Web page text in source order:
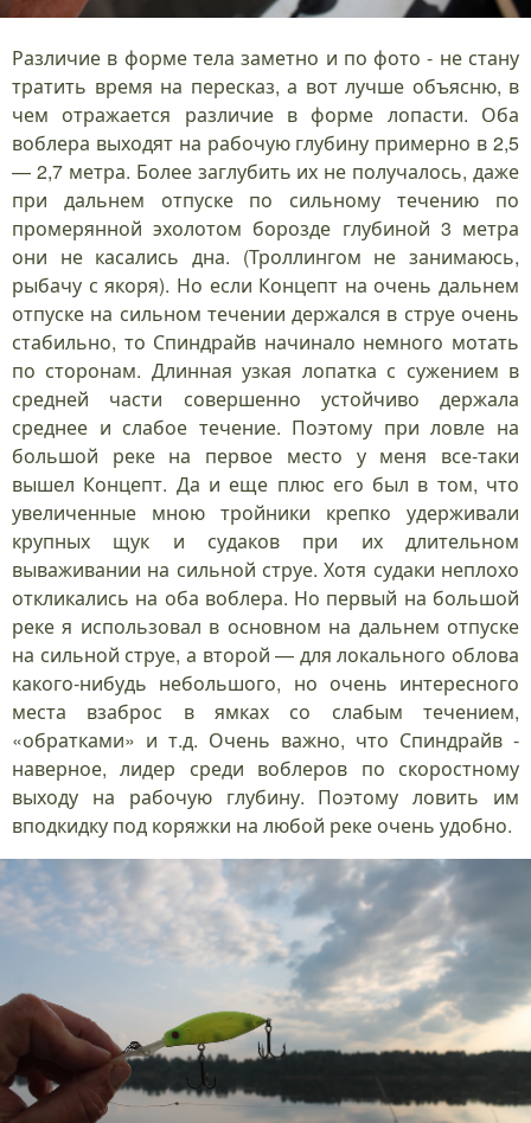
Различие в форме тела заметно и по фото - не стану
тратить время на пересказ, а вот лучше объясню, в
чем отражается различие в форме лопасти. Оба
воблера выходят на рабочую глубину примерно в 2,5
— 2,7 метра. Более заглубить их не получалось, даже
при дальнем отпуске по сильному течению по
промерянной эхолотом борозде глубиной 3 метра
они не касались дна. (Троллингом не занимаюсь,
рыбачу с якоря). Но если Концепт на очень дальнем
отпуске на сильном течении держался в струе очень
стабильно, то Спиндрайв начинало немного мотать
по сторонам. Длинная узкая лопатка с сужением в
средней части совершенно устойчиво держала
среднее и слабое течение. Поэтому при ловле на
большой реке на первое место у меня все-таки
вышел Концепт. Да и еще плюс его был в том, что
увеличенные мною тройники крепко удерживали
крупных щук и судаков при их длительном
вываживании на сильной струе. Хотя судаки неплохо
откликались на оба воблера. Но первый на большой
реке я использовал в основном на дальнем отпуске
на сильной струе, а второй — для локального облова
какого-нибудь небольшого, но очень интересного
места взаброс в ямках со слабым течением,
«обратками» и т.д. Очень важно, что Спиндрайв -
наверное, лидер среди воблеров по скоростному
выходу на рабочую глубину. Поэтому ловить им
вподкидку под коряжки на любой реке очень удобно.